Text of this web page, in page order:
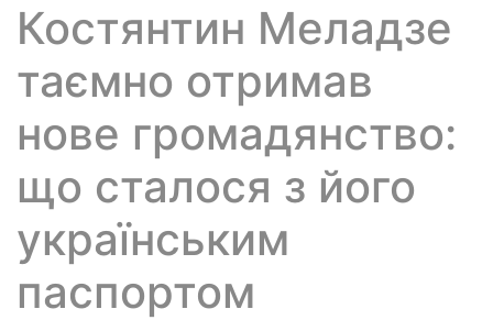
Костянтин Меладзе
таємно отримав
нове громадянство:
що сталося з його
українським
паспортом